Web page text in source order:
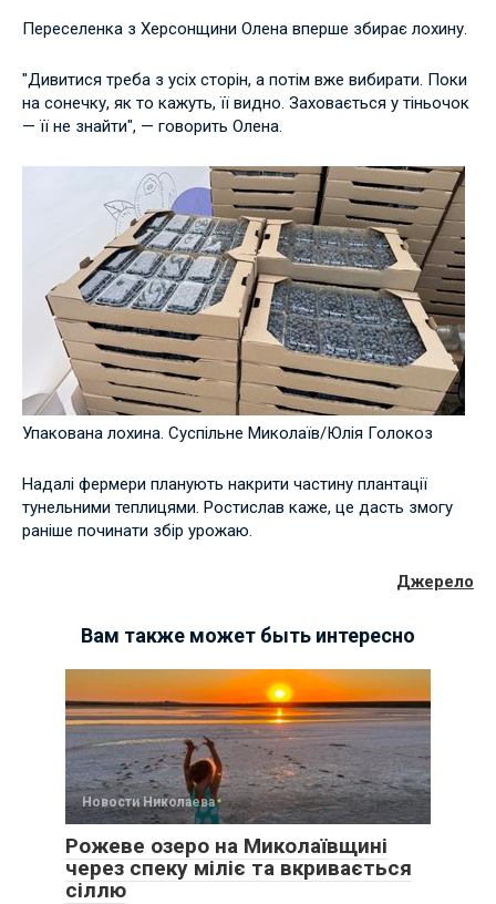
Переселенка з Херсонщини Олена вперше збирає лохину.
"Дивитися треба з усіх сторін, а потім вже вибирати. Поки
на сонечку, як то кажуть, її видно. Заховається у тіньочок
— її не знайти", — говорить Олена.
Упакована лохина. Суспільне Миколаїв/Юлія Голокоз
Надалі фермери планують накрити частину плантації
тунельними теплицями. Ростислав каже, це дасть змогу
раніше починати збір урожаю.
Джерело
Вам также может быть интересно
Новости Николаева
Рожеве озеро на Миколаївщині
через спеку міліє та вкривається
сіллю